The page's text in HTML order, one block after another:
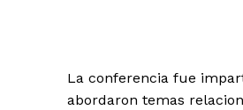
La conferencia fue
abordaron temas